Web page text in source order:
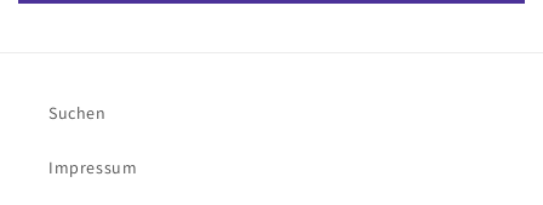
Suchen
Impressum